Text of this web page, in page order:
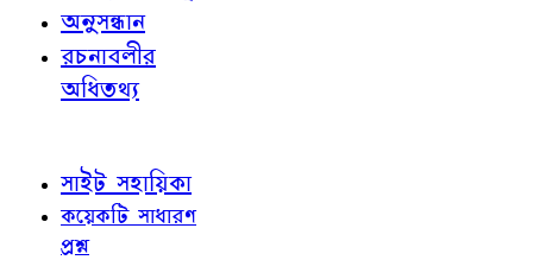
অনুসন্ধান
রচনাবলীর
অধিতথ্য
সাইট সহায়িকা
কয়েকটি সাধারণ
প্রশ্ন